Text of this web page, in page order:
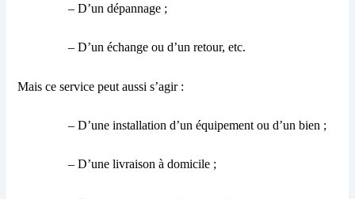
– D’un dépannage ;
– D’un échange ou d’un retour, etc.
Mais ce service peut aussi s’agir :
– D’une installation d’un équipement ou d’un bien ;
– D’une livraison à domicile ;